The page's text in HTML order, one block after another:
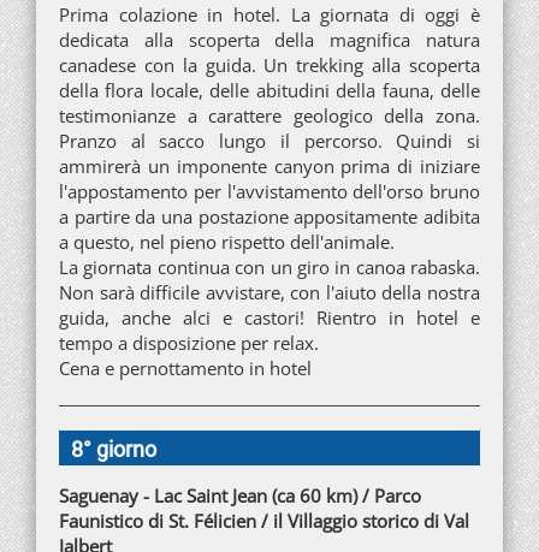
Prima colazione in hotel. La giornata di oggi è
dedicata alla scoperta della magnifica natura
canadese con la guida. Un trekking alla scoperta
della flora locale, delle abitudini della fauna, delle
testimonianze a carattere geologico della zona.
Pranzo al sacco lungo il percorso. Quindi si
ammirerà un imponente canyon prima di iniziare
l'appostamento per l'avvistamento dell'orso bruno
a partire da una postazione appositamente adibita
a questo, nel pieno rispetto dell'animale.
La giornata continua con un giro in canoa rabaska.
Non sarà difficile avvistare, con l'aiuto della nostra
guida, anche alci e castori! Rientro in hotel e
tempo a disposizione per relax.
Cena e pernottamento in hotel
8° giorno
Saguenay - Lac Saint Jean (ca 60 km) / Parco
Faunistico di St. Félicien / il Villaggio storico di Val
Jalbert